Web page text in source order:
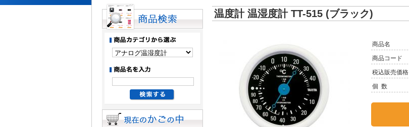
温度計 温湿度計 TT-515 (ブラック)
商品名
商品コード
税込販売価格
個 数